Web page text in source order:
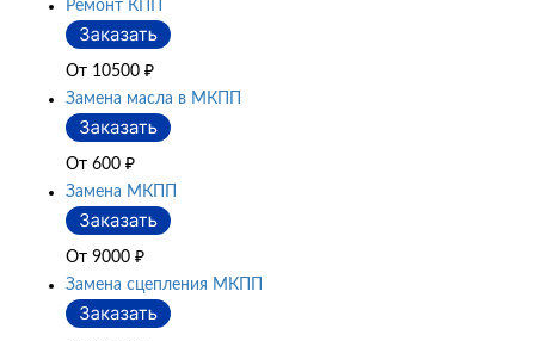
Ремонт КПП
От 10500 ₽
Замена масла в МКПП
От 600 ₽
Замена МКПП
От 9000 ₽
Замена сцепления МКПП